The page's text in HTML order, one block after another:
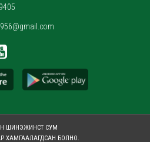
ШИНЭЖИНСТ СУМ
ХАМГААЛАГДСАН БОЛНО.